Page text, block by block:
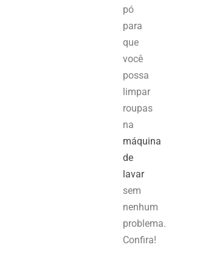
pó
para
que
você
possa
limpar
roupas
na
máquina
de
lavar
sem
nenhum
problema.
Confira!